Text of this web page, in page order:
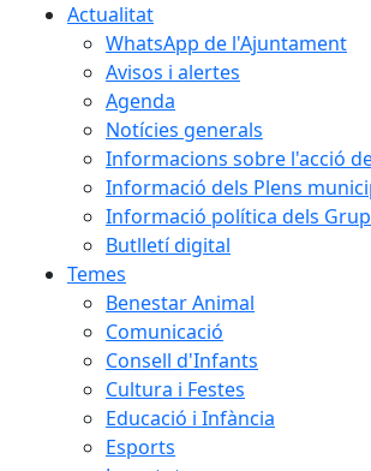
Actualitat
WhatsApp de l'Ajuntament
Avisos i alertes
Agenda
Notícies generals
Informacions sobre l'acció
Informació dels Plens
Informació política dels
Butlletí digital
Temes
Benestar Animal
Comunicació
Consell d'Infants
Cultura i Festes
Educació i Infància
Esports